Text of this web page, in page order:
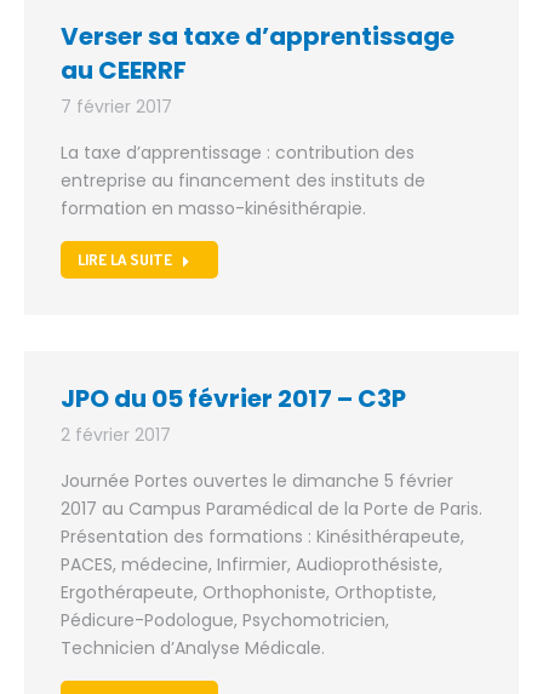
Verser sa taxe d’apprentissage
au CEERRF
7 février 2017
La taxe d’apprentissage : contribution des
entreprise au financement des instituts de
formation en masso-kinésithérapie.
LIRE LA SUITE
JPO du 05 février 2017 – C3P
2 février 2017
Journée Portes ouvertes le dimanche 5 février
2017 au Campus Paramédical de la Porte de Paris.
Présentation des formations : Kinésithérapeute,
PACES, médecine, Infirmier, Audioprothésiste,
Ergothérapeute, Orthophoniste, Orthoptiste,
Pédicure-Podologue, Psychomotricien,
Technicien d’Analyse Médicale.